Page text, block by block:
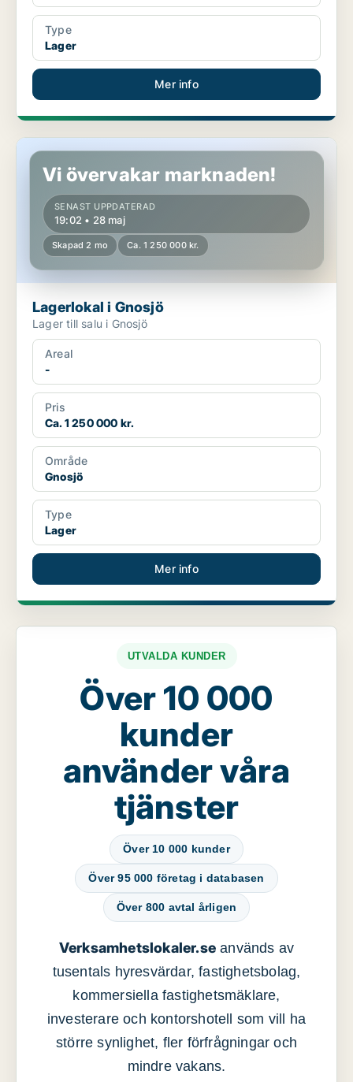
Type
Lager
Mer info
Lagerlokal i Gnosjö
Vi övervakar marknaden!
SENAST UPPDATERAD
19:02 • 28 maj
Skapad 2 mo Ca. 1 250 000 kr.
Lagerlokal i Gnosjö
Lager till salu i Gnosjö
Areal
-
Pris
Ca. 1 250 000 kr.
Område
Gnosjö
Type
Lager
Mer info
UTVALDA KUNDER
Över 10 000
kunder
använder våra
tjänster
Över 10 000 kunder
Över 95 000 företag i databasen
Över 800 avtal årligen
Verksamhetslokaler.se används av
tusentals hyresvärdar, fastighetsbolag,
kommersiella fastighetsmäklare,
investerare och kontorshotell som vill ha
större synlighet, fler förfrågningar och
mindre vakans.